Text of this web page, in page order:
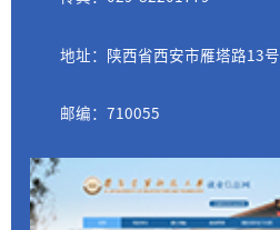
地址：陕西省西安市雁塔路13号
邮编：710055